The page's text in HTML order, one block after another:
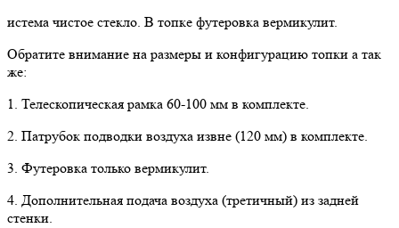
истема чистое стекло. В топке футеровка вермикулит.
Обратите внимание на размеры и конфигурацию топки а так
же:
1. Телескопическая рамка 60-100 мм в комплекте.
2. Патрубок подводки воздуха извне (120 мм) в комплекте.
3. Футеровка только вермикулит.
4. Дополнительная подача воздуха (третичный) из задней
стенки.